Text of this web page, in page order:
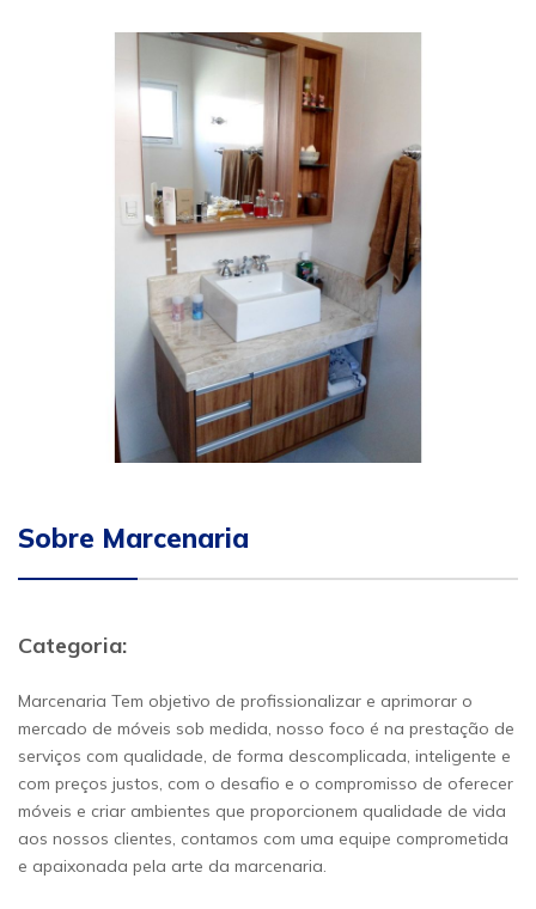
Sobre Marcenaria
Categoria:
Marcenaria Tem objetivo de profissionalizar e aprimorar o
mercado de móveis sob medida, nosso foco é na prestação de
serviços com qualidade, de forma descomplicada, inteligente e
com preços justos, com o desafio e o compromisso de oferecer
móveis e criar ambientes que proporcionem qualidade de vida
aos nossos clientes, contamos com uma equipe comprometida
e apaixonada pela arte da marcenaria.